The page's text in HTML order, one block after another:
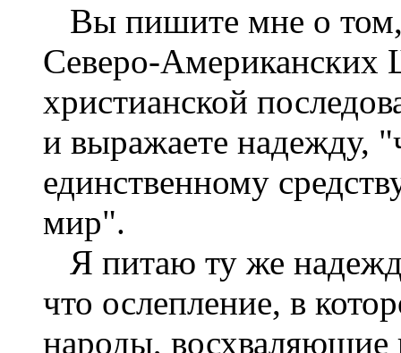
Вы пишите мне о том,
Северо-Американских
христианской
и выражаете надежду,
единственному
мир".
Я питаю ту же
что ослепление, в
народы,